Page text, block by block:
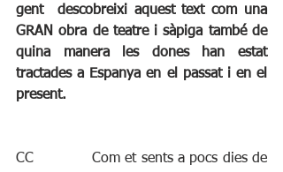
gent  descobreixi aquest text com una
GRAN obra de teatre i sàpiga també de
quina manera les dones han estat
tractades a Espanya en el passat i en el
present.
CC		 Com et sents a pocs dies de